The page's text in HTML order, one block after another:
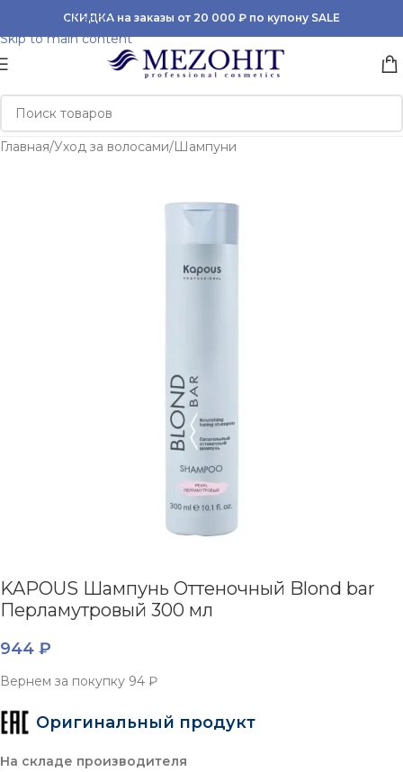
Skip to navigation
Skip to main content
СКИДКА на заказы от 20 000 ₽ по купону SALE
Главная/Уход за волосами/Шампуни
KAPOUS Шампунь Оттеночный Blond bar
Перламутровый 300 мл
944 ₽
Вернем за покупку 94 ₽
Оригинальный продукт
На складе производителя